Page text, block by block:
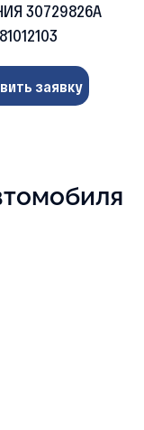
30729826A
заявку